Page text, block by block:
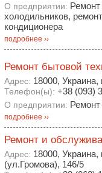
О предприятии:
холодильников,
кондиционера
подробнее ››
Ремонт бытовой
Адрес: 18000, Украина,
Телефон(ы): +38 (093)
О предприятии:
подробнее ››
Ремонт и
Адрес: 18000,
(ул.Громова), 146/5